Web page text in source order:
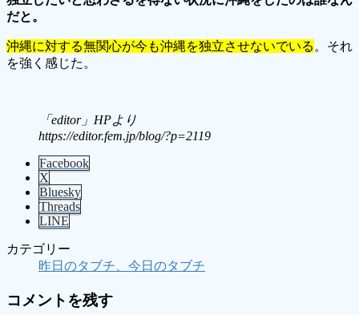
だと。
沖縄に対する無関心が今も沖縄を独立させないでいる 。それ
を強く感じた。
「editor」HPより
https://editor.fem.jp/blog/?p=2119
Facebook
X
Bluesky
Threads
LINE
カテゴリー
昨日のタブチ、今日のタブチ
コメントを残す